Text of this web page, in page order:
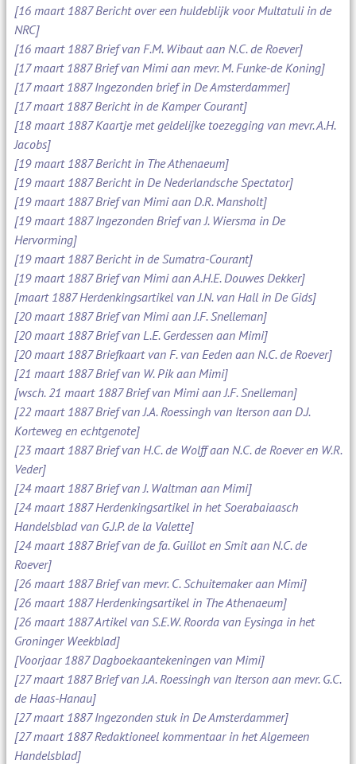
[16 maart 1887 Bericht over een huldeblijk voor Multatuli in de
NRC]
[16 maart 1887 Brief van F.M. Wibaut aan N.C. de Roever]
[17 maart 1887 Brief van Mimi aan mevr. M. Funke-de Koning]
[17 maart 1887 Ingezonden brief in De Amsterdammer]
[17 maart 1887 Bericht in de Kamper Courant]
[18 maart 1887 Kaartje met geldelijke toezegging van mevr. A.H.
Jacobs]
[19 maart 1887 Bericht in The Athenaeum]
[19 maart 1887 Bericht in De Nederlandsche Spectator]
[19 maart 1887 Brief van Mimi aan D.R. Mansholt]
[19 maart 1887 Ingezonden Brief van J. Wiersma in De
Hervorming]
[19 maart 1887 Bericht in de Sumatra-Courant]
[19 maart 1887 Brief van Mimi aan A.H.E. Douwes Dekker]
[maart 1887 Herdenkingsartikel van J.N. van Hall in De Gids]
[20 maart 1887 Brief van Mimi aan J.F. Snelleman]
[20 maart 1887 Brief van L.E. Gerdessen aan Mimi]
[20 maart 1887 Briefkaart van F. van Eeden aan N.C. de Roever]
[21 maart 1887 Brief van W. Pik aan Mimi]
[wsch. 21 maart 1887 Brief van Mimi aan J.F. Snelleman]
[22 maart 1887 Brief van J.A. Roessingh van Iterson aan D.J.
Korteweg en echtgenote]
[23 maart 1887 Brief van H.C. de Wolff aan N.C. de Roever en W.R.
Veder]
[24 maart 1887 Brief van J. Waltman aan Mimi]
[24 maart 1887 Herdenkingsartikel in het Soerabaiaasch
Handelsblad van G.J.P. de la Valette]
[24 maart 1887 Brief van de fa. Guillot en Smit aan N.C. de
Roever]
[26 maart 1887 Brief van mevr. C. Schuitemaker aan Mimi]
[26 maart 1887 Herdenkingsartikel in The Athenaeum]
[26 maart 1887 Artikel van S.E.W. Roorda van Eysinga in het
Groninger Weekblad]
[Voorjaar 1887 Dagboekaantekeningen van Mimi]
[27 maart 1887 Brief van J.A. Roessingh van Iterson aan mevr. G.C.
de Haas-Hanau]
[27 maart 1887 Ingezonden stuk in De Amsterdammer]
[27 maart 1887 Redaktioneel kommentaar in het Algemeen
Handelsblad]